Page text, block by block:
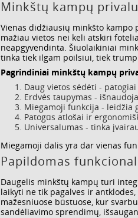
Minkštų kampų
Vienas didžiausių minkšto
mažiau vietos nei keli atskiri
neapgyvendinta. Šiuolaikiniai
tinka tiek ilgam poilsiui, tiek
Pagrindiniai minkštų kampų
Daug vietos sėdėti -
Erdvės taupymas -
Miegamoji funkcija - leidžia
Patogūs atlošai ir
Universalumas - tinka
Miegamoji dalis yra dar vienas
Papildomas
Daugelis minkštų kampų turi
laikyti ne tik pagalves ir
mažesniuose būstuose, kur
sandėliavimo sprendimų,